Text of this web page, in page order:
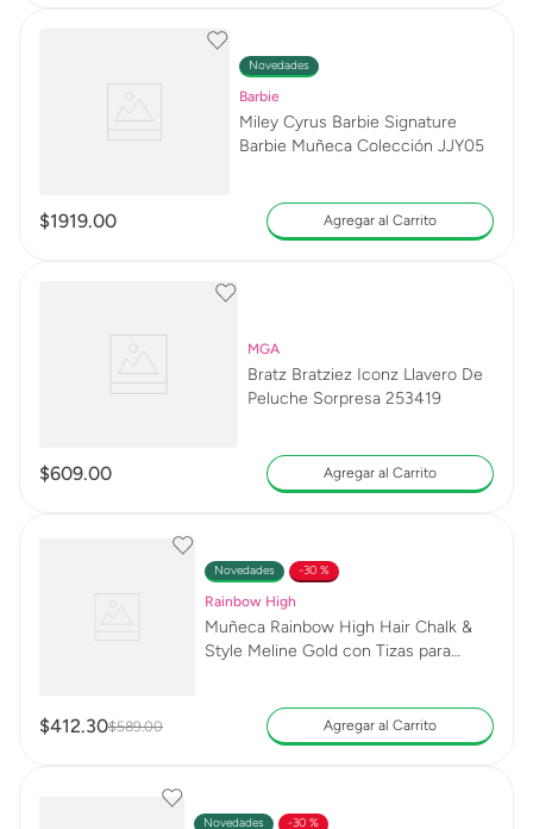
Novedades
Barbie
Miley Cyrus Barbie Signature
Barbie Muñeca Colección JJY05
$1919.00 Agregar al Carrito
MGA
Bratz Bratziez Iconz Llavero De
Peluche Sorpresa 253419
$609.00 Agregar al Carrito
Novedades 30 %
Rainbow High
Muñeca Rainbow High Hair Chalk &
Style Meline Gold con Tizas para
$412.30$589.00 Agregar al Carrito
Novedades 30 %